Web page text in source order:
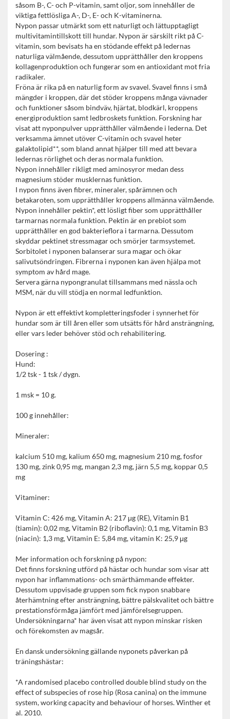
såsom B-, C- och P-vitamin, samt oljor, som innehåller de
viktiga fettlösliga A-, D-, E- och K-vitaminerna.
Nypon passar utmärkt som ett naturligt och lättupptagligt
multivitamintillskott till hundar. Nypon är särskilt rikt på C-
vitamin, som bevisats ha en stödande effekt på ledernas
naturliga välmående, dessutom upprätthåller den kroppens
kollagenproduktion och fungerar som en antioxidant mot fria
radikaler.
Fröna är rika på en naturlig form av svavel. Svavel finns i små
mängder i kroppen, där det stöder kroppens många vävnader
och funktioner såsom bindväv, hjärtat, blodkärl, kroppens
energiproduktion samt ledbroskets funktion. Forskning har
visat att nyponpulver upprätthåller välmående i lederna. Det
verksamma ämnet utöver C-vitamin och svavel heter
galaktolipid**, som bland annat hjälper till med att bevara
ledernas rörlighet och deras normala funktion.
Nypon innehåller rikligt med aminosyror medan dess
magnesium stöder musklernas funktion.
I nypon finns även fibrer, mineraler, spårämnen och
betakaroten, som upprätthåller kroppens allmänna välmående.
Nypon innehåller pektin*, ett lösligt fiber som upprätthåller
tarmarnas normala funktion. Pektin är en prebiot som
upprätthåller en god bakterieflora i tarmarna. Dessutom
skyddar pektinet stressmagar och smörjer tarmsystemet.
Sorbitolet i nyponen balanserar sura magar och ökar
salivutsöndringen. Fibrerna i nyponen kan även hjälpa mot
symptom av hård mage.
Servera gärna nypongranulat tillsammans med nässla och
MSM, när du vill stödja en normal ledfunktion.
Nypon är ett effektivt kompletteringsfoder i synnerhet för
hundar som är till åren eller som utsätts för hård ansträngning,
eller vars leder behöver stöd och rehabilitering.
Dosering :
Hund:
1/2 tsk - 1 tsk / dygn.
1 msk = 10 g.
100 g innehåller:
Mineraler:
kalcium 510 mg, kalium 650 mg, magnesium 210 mg, fosfor
130 mg, zink 0,95 mg, mangan 2,3 mg, järn 5,5 mg, koppar 0,5
mg
Vitaminer:
Vitamin C: 426 mg, Vitamin A: 217 μg (RE), Vitamin B1
(tiamin): 0,02 mg, Vitamin B2 (riboflavin): 0,1 mg, Vitamin B3
(niacin): 1,3 mg, Vitamin E: 5,84 mg, vitamin K: 25,9 μg
Mer information och forskning på nypon:
Det finns forskning utförd på hästar och hundar som visar att
nypon har inflammations- och smärthämmande effekter.
Dessutom uppvisade gruppen som fick nypon snabbare
återhämtning efter ansträngning, bättre pälskvalitet och bättre
prestationsförmåga jämfört med jämförelsegruppen.
Undersökningarna* har även visat att nypon minskar risken
och förekomsten av magsår.
En dansk undersökning gällande nyponets påverkan på
träningshästar:
*A randomised placebo controlled double blind study on the
effect of subspecies of rose hip (Rosa canina) on the immune
system, working capacity and behaviour of horses. Winther et
al. 2010.